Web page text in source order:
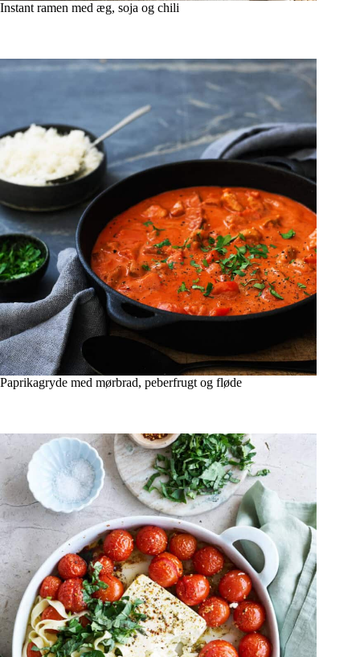
Instant ramen med æg, soja og chili
Paprikagryde med mørbrad, peberfrugt og fløde